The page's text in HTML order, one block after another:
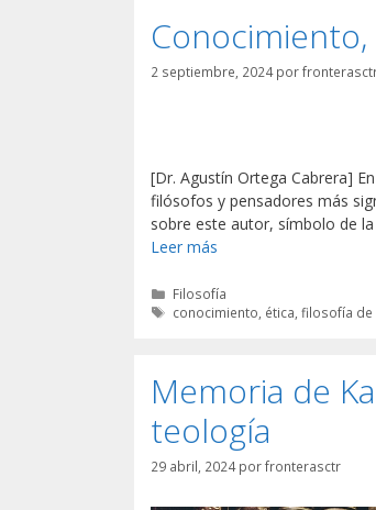
2 septiembre, 2024 por
[Dr. Agustín Ortega Cabrera]
filósofos y pensadores más
sobre este autor, símbolo de
Leer más
Categorías
Filosofía
Etiquetas
conocimiento ética ,filosofía de
Memoria de
teología
29 abril, 2024 porfronterasctr